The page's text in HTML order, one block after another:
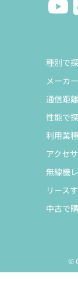
種別で
メーカ
通信距
性能で
利用業
アクセ
無線機
リース
中古で
©